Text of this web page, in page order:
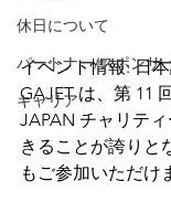
休日について
パートナー/スポンサ
キャリア
イベント情報: 日
GAJET は、第 11
JAPAN チャリテ
きることが誇りと
もご参加いただけ